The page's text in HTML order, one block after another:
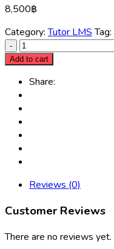
8,500฿
Category:Tutor LMS Tag:
Add to cart
Share:
Reviews (0)
Customer Reviews
There are no reviews yet.